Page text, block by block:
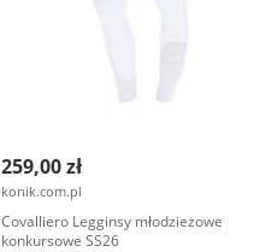
259,00 zł
konik.com.pl
Covalliero Legginsy młodzieżowe
konkursowe SS26